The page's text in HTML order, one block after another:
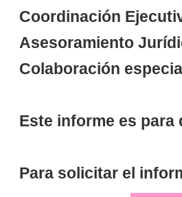
Coordinación
Asesoramiento
Colaboración
Este informe es
Para solicitar el